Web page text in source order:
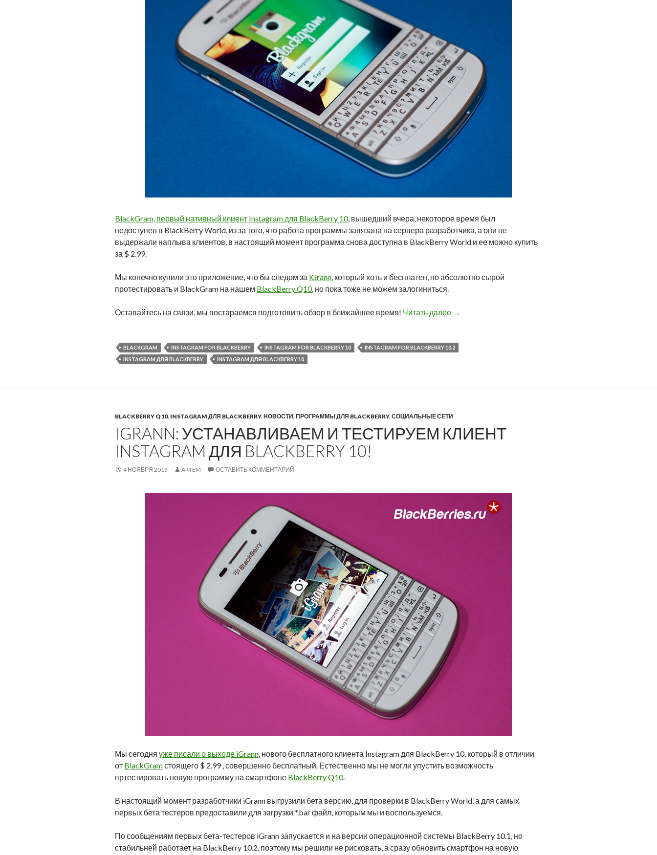
BlackGram, первый нативный клиент Instagram для BlackBerry 10, вышедший вчера, некоторое время был
недоступен в BlackBerry World, из за того, что работа программы завязана на сервера разработчика, а они не
выдержали наплыва клиентов, в настоящий момент программа снова доступна в BlackBerry World и ее можно купить
за $ 2.99.
Мы конечно купили это приложение, что бы следом за iGrann, который хоть и бесплатен, но абсолютно сырой
протестировать и BlackGram на нашем BlackBerry Q10, но пока тоже не можем залогиниться.
Оставайтесь на связи, мы постараемся подготовить обзор в ближайшее время! Читать далее BlackGram снова доступен в BlackBerry World
→
BLACKGRAM INSTAGRAM FOR BLACKBERRY INSTAGRAM FOR BLACKBERRY 10
INSTAGRAM FOR BLACKBERRY 10.2
INSTAGRAM ДЛЯ BLACKBERRY
INSTAGRAM ДЛЯ BLACKBERRY 10
BLACKBERRY Q10, INSTAGRAM ДЛЯ BLACKBERRY, НОВОСТИ, ПРОГРАММЫ ДЛЯ BLACKBERRY, СОЦИАЛЬНЫЕ СЕТИ
IGRANN: УСТАНАВЛИВАЕМ И ТЕСТИРУЕМ КЛИЕНТ
INSTAGRAM ДЛЯ BLACKBERRY 10!
4 НОЯБРЯ 2013 ARTEM ОСТАВИТЬ КОММЕНТАРИЙ
Мы сегодня уже писали о выходе iGrann, нового бесплатного клиента Instagram для BlackBerry 10, который в отличии
от BlackGramстоящего $ 2.99 , совершенно бесплатный. Естественно мы не могли упустить возможность
пртестировать новую программу на смартфоне BlackBerry Q10.
В настоящий момент разработчики iGrann выгрузили бета версию, для проверки в BlackBerry World, а для самых
первых бета тестеров предоставили для загрузки *.bar файл, которым мы и воспользуемся.
По сообщениям первых бета-тестеров iGrann запускается и на версии операционной системы BlackBerry 10.1, но
стабильней работает на BlackBerry 10.2, поэтому мы решили не рисковать, а сразу обновить смартфон на новую